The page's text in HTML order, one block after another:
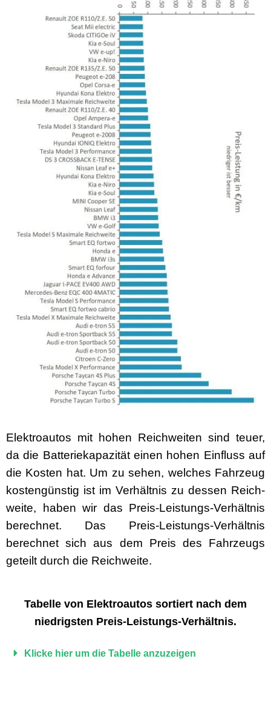
Elek­troau­tos mit hohen Reich­weit­en sind teuer,
da die Bat­terieka­paz­ität einen hohen Ein­fluss auf
die Kosten hat. Um zu sehen, welch­es Fahrzeug
kostengün­stig ist im Ver­hält­nis zu dessen Reich­
weite, haben wir das Preis-Leis­tungs-Ver­hält­nis
berech­net. Das Preis-Leis­tungs-Ver­hält­nis
berech­net sich aus dem Preis des Fahrzeugs
geteilt durch die Reichweite.
Tabelle von Elek­troau­tos sortiert nach dem
niedrig­sten Preis-Leistungs-Verhältnis.
Klicke hier um die Tabelle anzuzeigen